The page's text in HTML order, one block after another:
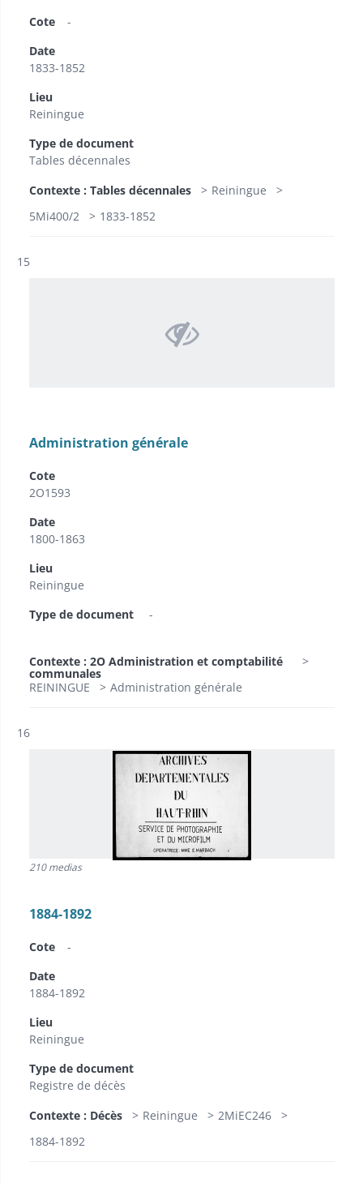
Cote
-
Date
1833-1852
Lieu
Reiningue
Type de document
Tables décennales
Contexte : Tables décennales
Reiningue
5Mi400/2
1833-1852
Résultat n°
15
Administration générale
Cote
2O1593
Date
1800-1863
Lieu
Reiningue
Type de document
-
Contexte : 2O Administration et comptabilité
communales
REININGUE
Administration générale
Résultat n°
16
210 medias
1884-1892
Cote
-
Date
1884-1892
Lieu
Reiningue
Type de document
Registre de décès
Contexte : Décès
Reiningue
2MiEC246
1884-1892